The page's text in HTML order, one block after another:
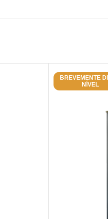
BREVEMENTE
NÍVEL